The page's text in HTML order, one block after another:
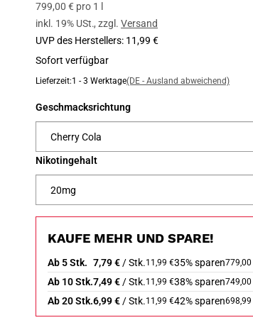
799,00 € pro 1 l
inkl. 19% USt., zzgl. Versand
UVP des Herstellers: 11,99 €
Sofort verfügbar
Lieferzeit:1 - 3 Werktage(DE - Ausland abweichend)
Geschmacksrichtung
Nikotingehalt
KAUFE MEHR UND SPARE!
Ab 5 Stk. 7,79 € / Stk.11,99 €35% sparen779,00
Ab 10 Stk.7,49 € / Stk.11,99 €38% sparen749,00
Ab 20 Stk.6,99 € / Stk.11,99 €42% sparen698,99